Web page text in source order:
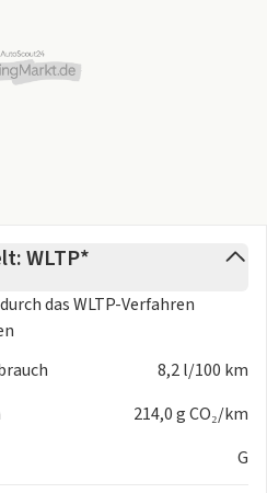
WLTP*
dasWLTP-Verfahren
8,2 l/100 km
214,0 g CO₂/km
G